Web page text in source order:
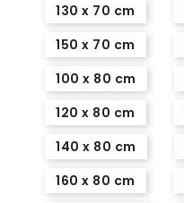
130 x 70 cm
150 x 70 cm
100 x 80 cm
120 x 80 cm
140 x 80 cm
160 x 80 cm